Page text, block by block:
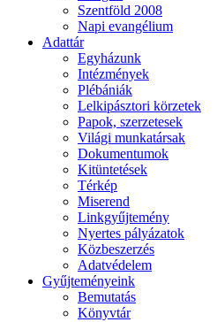
Szentföld 2008
Napi evangélium
Adattár
Egyházunk
Intézmények
Plébániák
Lelkipásztori körzetek
Papok, szerzetesek
Világi munkatársak
Dokumentumok
Kitüntetések
Térkép
Miserend
Linkgyűjtemény
Nyertes pályázatok
Közbeszerzés
Adatvédelem
Gyűjteményeink
Bemutatás
Könyvtár